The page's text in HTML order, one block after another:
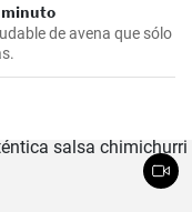
minuto
de avena que sólo